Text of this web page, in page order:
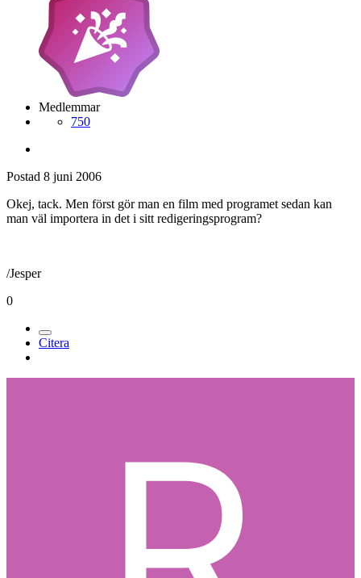
Medlemmar
750
Postad 8 juni 2006
Okej, tack. Men först gör man en film med programet sedan kan
man väl importera in det i sitt redigeringsprogram?
/Jesper
0
Citera